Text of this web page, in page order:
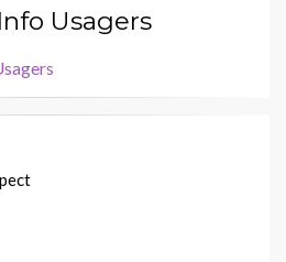
Info Usagers